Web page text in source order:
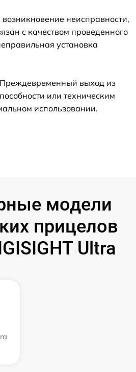
неисправности,
с качеством проведенного
установка
выход из
или техническим
использовании.
модели
прицелов
Ultra